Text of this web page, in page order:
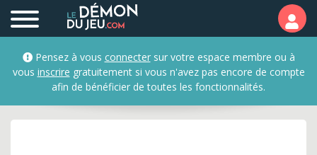
Profil et fiche membre
Pensez à vous connectersur votre espace membre ou à
vous inscrire gratuitement si vous n'avez pas encore de compte
afin de bénéficier de toutes les fonctionnalités.